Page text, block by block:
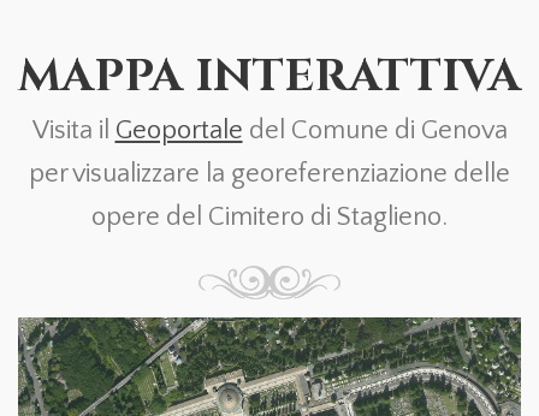
MAPPA INTERATTIVA
Visita il Geoportale del Comune di Genova
per visualizzare la georeferenziazione delle
opere del Cimitero di Staglieno.